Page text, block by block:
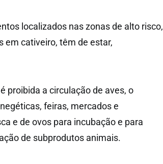
localizados nas zonas de alto risco,
em cativeiro, têm de estar,
proibida a circulação de aves, o
feiras, mercados e
e de ovos para incubação e para
de subprodutos animais.